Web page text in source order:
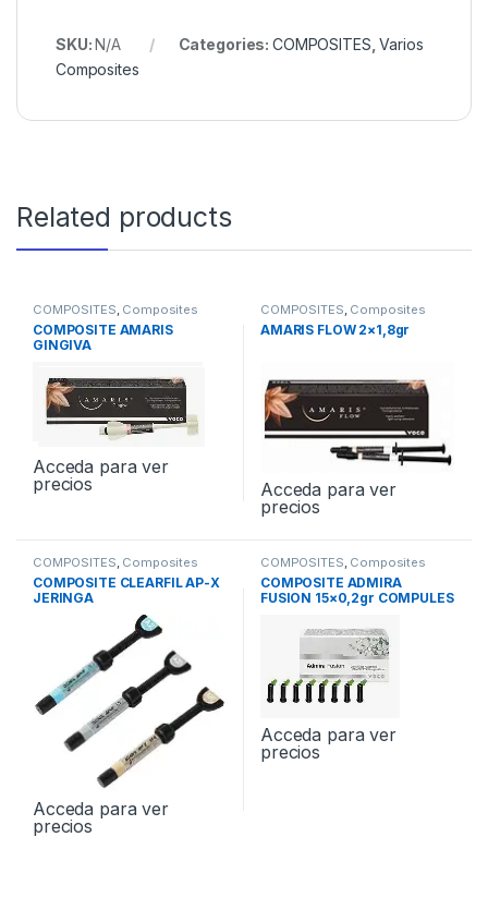
SKU:N/A Categories: COMPOSITES ,Varios
Composites
Related products
COMPOSITES Composites
COMPOSITE AMARIS
GINGIVA
Acceda para ver
precios
COMPOSITES Composites
AMARIS FLOW 2×1,8gr
Acceda para ver
precios
COMPOSITES Composites
Composites
Posteriores
COMPOSITE CLEARFIL AP-X
JERINGA
Acceda para ver
precios
COMPOSITES Composites
COMPOSITE ADMIRA
FUSION 15×0,2gr COMPULES
Acceda para ver
precios